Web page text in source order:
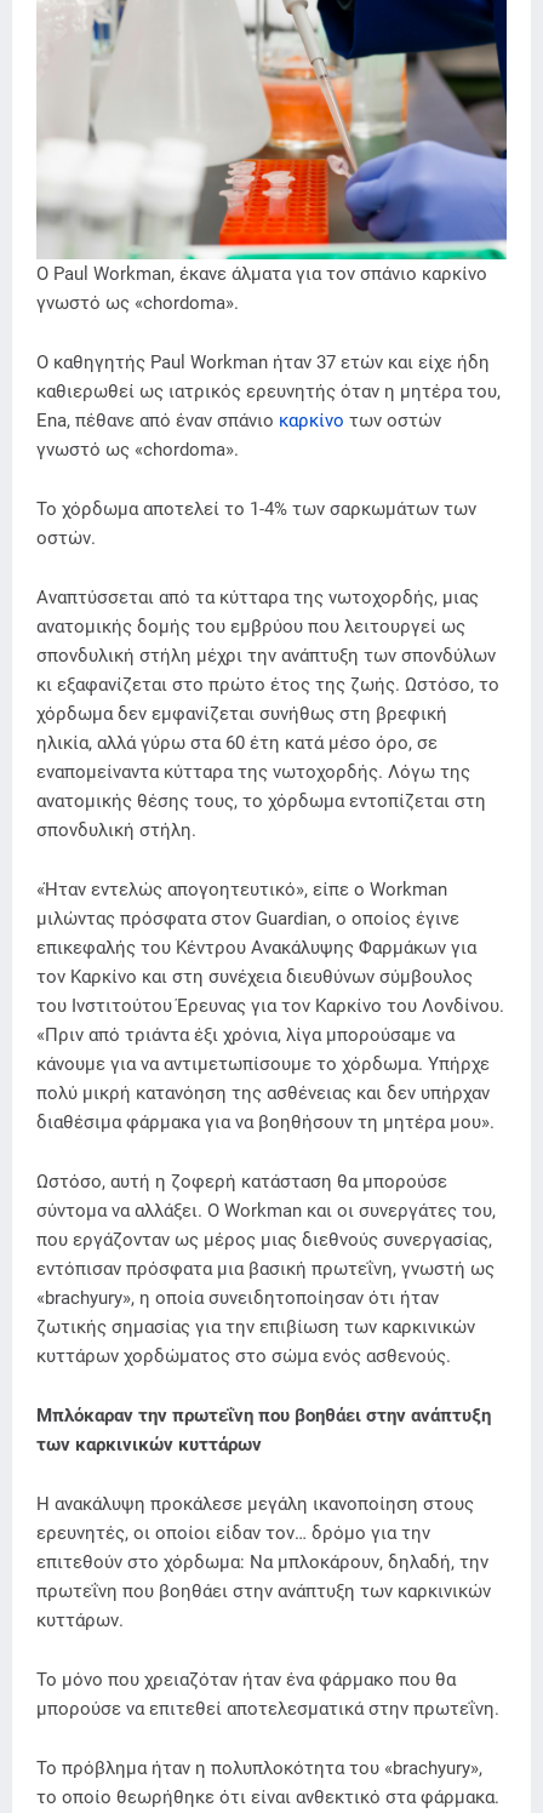
Ο Paul Workman, έκανε άλματα για τον σπάνιο καρκίνο
γνωστό ως «chordoma».
Ο καθηγητής Paul Workman ήταν 37 ετών και είχε ήδη
καθιερωθεί ως ιατρικός ερευνητής όταν η μητέρα του,
Ena, πέθανε από έναν σπάνιο καρκίνο των οστών
γνωστό ως «chordoma».
Το χόρδωμα αποτελεί το 1-4% των σαρκωμάτων των
οστών.
Αναπτύσσεται από τα κύτταρα της νωτοχορδής, μιας
ανατομικής δομής του εμβρύου που λειτουργεί ως
σπονδυλική στήλη μέχρι την ανάπτυξη των σπονδύλων
κι εξαφανίζεται στο πρώτο έτος της ζωής. Ωστόσο, το
χόρδωμα δεν εμφανίζεται συνήθως στη βρεφική
ηλικία, αλλά γύρω στα 60 έτη κατά μέσο όρο, σε
εναπομείναντα κύτταρα της νωτοχορδής. Λόγω της
ανατομικής θέσης τους, το χόρδωμα εντοπίζεται στη
σπονδυλική στήλη.
«Ήταν εντελώς απογοητευτικό», είπε ο Workman
μιλώντας πρόσφατα στον Guardian, ο οποίος έγινε
επικεφαλής του Κέντρου Ανακάλυψης Φαρμάκων για
τον Καρκίνο και στη συνέχεια διευθύνων σύμβουλος
του Ινστιτούτου Έρευνας για τον Καρκίνο του Λονδίνου.
«Πριν από τριάντα έξι χρόνια, λίγα μπορούσαμε να
κάνουμε για να αντιμετωπίσουμε το χόρδωμα. Υπήρχε
πολύ μικρή κατανόηση της ασθένειας και δεν υπήρχαν
διαθέσιμα φάρμακα για να βοηθήσουν τη μητέρα μου».
Ωστόσο, αυτή η ζοφερή κατάσταση θα μπορούσε
σύντομα να αλλάξει. Ο Workman και οι συνεργάτες του,
που εργάζονταν ως μέρος μιας διεθνούς συνεργασίας,
εντόπισαν πρόσφατα μια βασική πρωτεΐνη, γνωστή ως
«brachyury», η οποία συνειδητοποίησαν ότι ήταν
ζωτικής σημασίας για την επιβίωση των καρκινικών
κυττάρων χορδώματος στο σώμα ενός ασθενούς.
Μπλόκαραν την πρωτεΐνη που βοηθάει στην ανάπτυξη
των καρκινικών κυττάρων
Η ανακάλυψη προκάλεσε μεγάλη ικανοποίηση στους
ερευνητές, οι οποίοι είδαν τον… δρόμο για την
επιτεθούν στο χόρδωμα: Να μπλοκάρουν, δηλαδή, την
πρωτεΐνη πoυ βοηθάει στην ανάπτυξη των καρκινικών
κυττάρων.
Το μόνο που χρειαζόταν ήταν ένα φάρμακο που θα
μπορούσε να επιτεθεί αποτελεσματικά στην πρωτεΐνη.
Το πρόβλημα ήταν η πολυπλοκότητα του «brachyury»,
το οποίο θεωρήθηκε ότι είναι ανθεκτικό στα φάρμακα.